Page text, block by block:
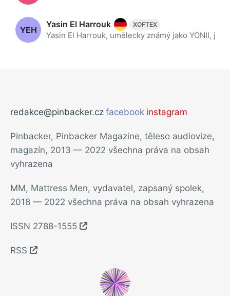
YEH
Yasin El Harrouk XOFTEX
redakce@pinbacker.cz facebook instagram
Pinbacker, Pinbacker Magazine, těleso audiovize,
magazín, 2013 — 2022 všechna práva na obsah
vyhrazena
MM, Mattress Men, vydavatel, zapsaný spolek,
2018 — 2022 všechna práva na obsah vyhrazena
ISSN 2788-1555
RSS